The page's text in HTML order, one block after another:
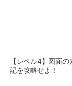
【レベル4】図面
記を攻略せよ！